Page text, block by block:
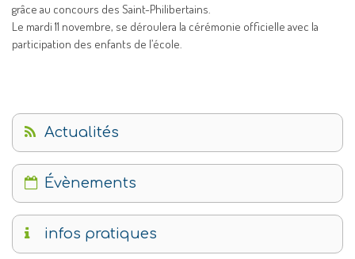
grâce au concours des Saint-Philibertains.
Le mardi 11 novembre, se déroulera la cérémonie officielle avec la
participation des enfants de l’école.
Actualités
Évènements
infos pratiques